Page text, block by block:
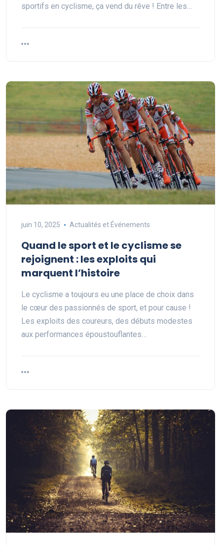
sportifs en cyclisme, ça vend du rêve ! Entre les…
juin 10, 2025 Actualités et Événements
Quand le sport et le cyclisme se
rejoignent : les exploits qui
marquent l’histoire
Le cyclisme a toujours eu une place de choix dans
le cœur des passionnés de sport, et pour cause !
Les exploits des coureurs, des débuts modestes
aux performances époustouflantes…